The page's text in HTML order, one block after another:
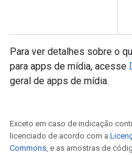
Para ver detalhes sobre o
para apps de mídia, acesse
geral de apps de mídia.
Exceto em caso de indicação
licenciado de acordo com a
Commons, e as amostras de